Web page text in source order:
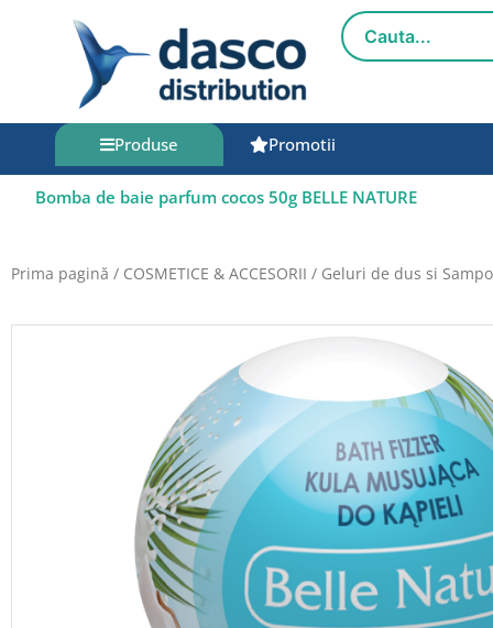
Produse Promotii
Bomba de baie parfum cocos 50g BELLE NATURE
Prima pagină / COSMETICE & ACCESORII / Geluri de dus si